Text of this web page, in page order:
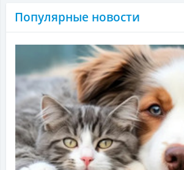
Популярные новости